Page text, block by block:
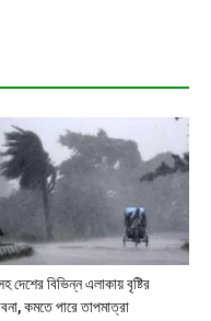
দেশের বিভিন্ন এলাকায় বৃষ্টির
কমতে পারে তাপমাত্রা